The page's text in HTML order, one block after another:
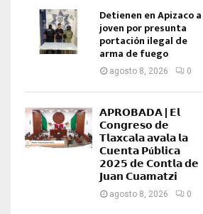
Detienen en Apizaco a
joven por presunta
portación ilegal de
arma de fuego
agosto 8, 2026 0
𝗔𝗣𝗥𝗢𝗕𝗔𝗗𝗔 | 𝗘𝗹
𝗖𝗼𝗻𝗴𝗿𝗲𝘀𝗼 𝗱𝗲
𝗧𝗹𝗮𝘅𝗰𝗮𝗹𝗮 𝗮𝘃𝗮𝗹𝗮 𝗹𝗮
𝗖𝘂𝗲𝗻𝘁𝗮 𝗣ú𝗯𝗹𝗶𝗰𝗮
𝟮𝟬𝟮𝟱 𝗱𝗲 𝗖𝗼𝗻𝘁𝗹𝗮 𝗱𝗲
𝗝𝘂𝗮𝗻 𝗖𝘂𝗮𝗺𝗮𝘁𝘇𝗶
agosto 8, 2026 0